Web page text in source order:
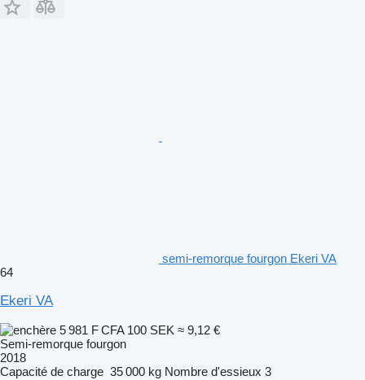
semi-remorque fourgon Ekeri VA
64
Ekeri VA
5 981 F CFA 100 SEK ≈ 9,12 €
Semi-remorque fourgon
2018
Capacité de charge 35 000 kg Nombre d'essieux 3